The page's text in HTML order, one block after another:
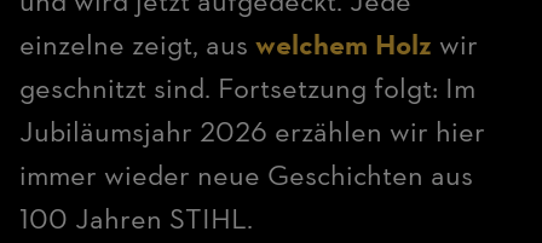
einzelne zeigt, aus welchem Holz wir
geschnitzt sind. Fortsetzung folgt: Im
Jubiläumsjahr 2026 erzählen wir hier
immer wieder neue Geschichten aus
100 Jahren STIHL.